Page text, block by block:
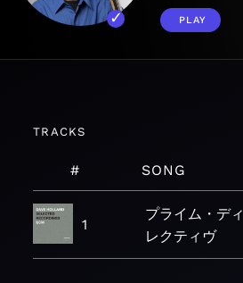
PLAY
TRACKS
# SONG
1
プライム・ディ
レクティヴ